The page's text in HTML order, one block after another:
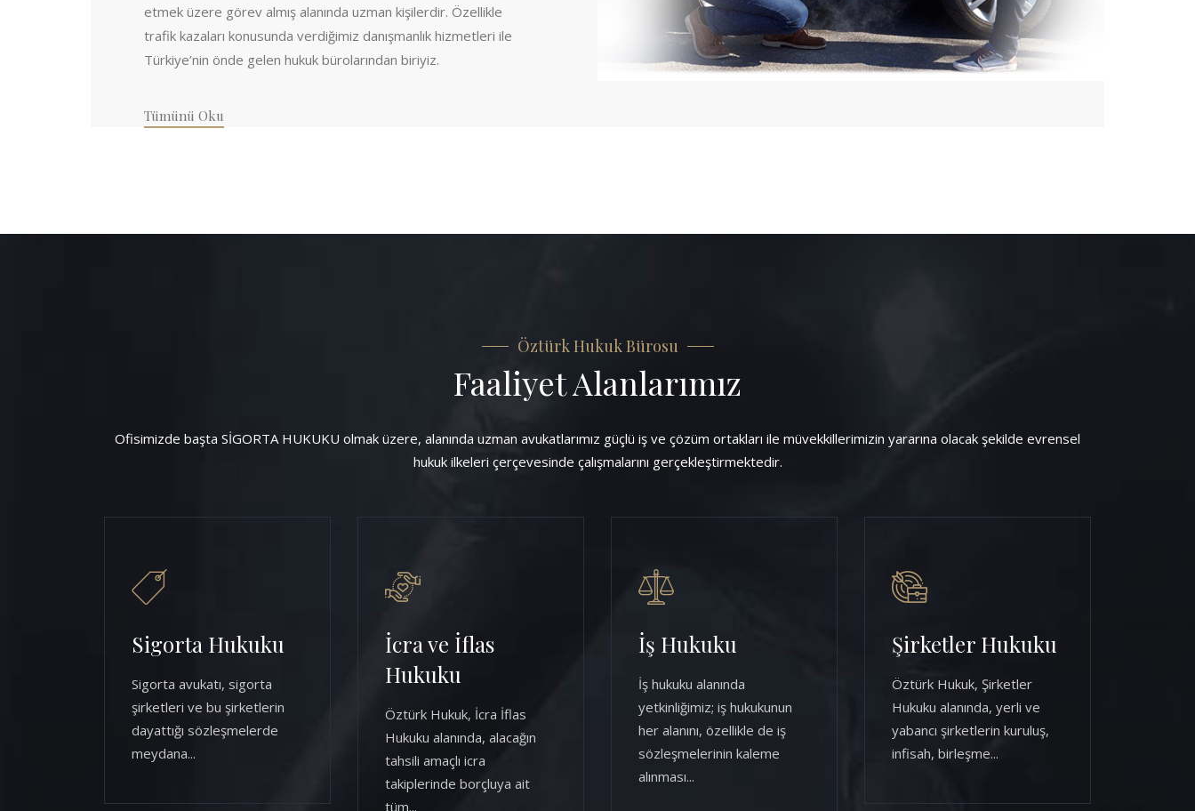
etmek üzere görev almış alanında uzman kişilerdir. Özellikle
trafik kazaları konusunda verdiğimiz danışmanlık hizmetleri ile
Türkiye’nin önde gelen hukuk bürolarından biriyiz.
Tümünü Oku
Öztürk Hukuk Bürosu
Faaliyet Alanlarımız
Ofisimizde başta SİGORTA HUKUKU olmak üzere, alanında uzman avukatlarımız güçlü iş ve çözüm ortakları ile müvekkillerimizin yararına olacak şekilde evrensel
hukuk ilkeleri çerçevesinde çalışmalarını gerçekleştirmektedir.
Sigorta Hukuku
Sigorta avukatı, sigorta
şirketleri ve bu şirketlerin
dayattığı sözleşmelerde
meydana...
İcra ve İflas
Hukuku
Öztürk Hukuk, İcra İflas
Hukuku alanında, alacağın
tahsili amaçlı icra
takiplerinde borçluya ait
tüm...
İş Hukuku
İş hukuku alanında
yetkinliğimiz; iş hukukunun
her alanını, özellikle de iş
sözleşmelerinin kaleme
alınması...
Şirketler Hukuku
Öztürk Hukuk, Şirketler
Hukuku alanında, yerli ve
yabancı şirketlerin kuruluş,
infisah, birleşme...